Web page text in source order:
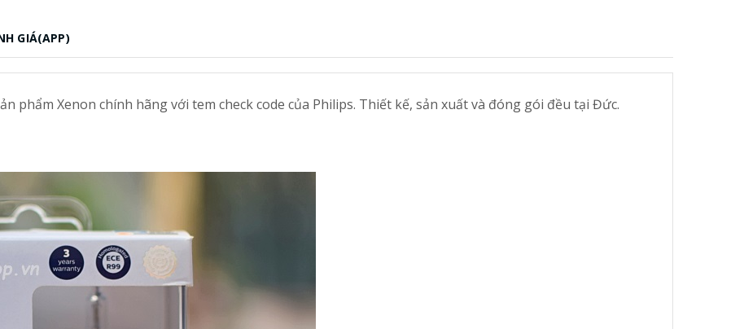
GIÁ(APP)
phẩm Xenon chính hãng với tem check code của Philips. Thiết kế, sản xuất và đóng gói đều tại Đức.